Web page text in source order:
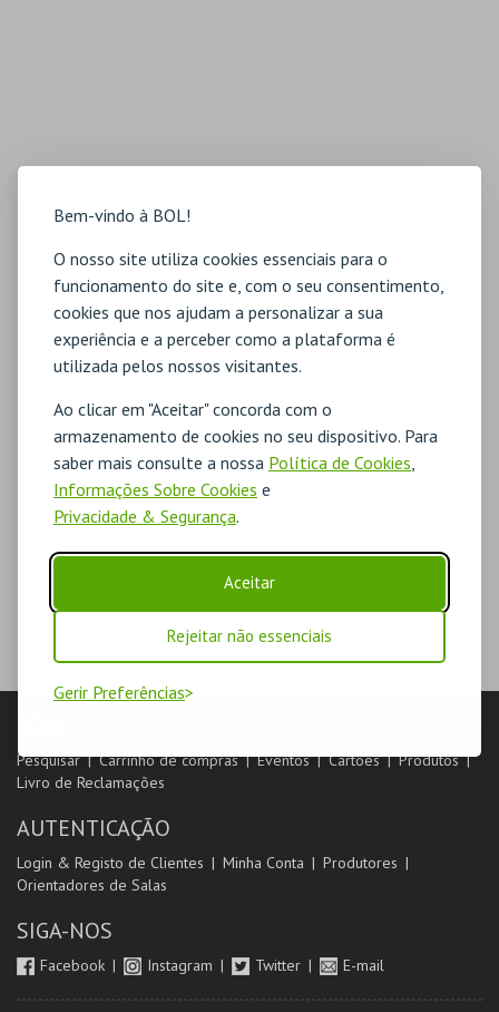
Bem-vindo à BOL!
O nosso site utiliza cookies essenciais para o
funcionamento do site e, com o seu consentimento,
cookies que nos ajudam a personalizar a sua
experiência e a perceber como a plataforma é
utilizada pelos nossos visitantes.
Ao clicar em "Aceitar" concorda com o
armazenamento de cookies no seu dispositivo. Para
saber mais consulte a nossa Política de Cookies,
Informações Sobre Cookies e
Privacidade & Segurança.
Aceitar
Rejeitar não essenciais
Gerir Preferências
Pesquisar Carrinho de compras Eventos Cartões
Produtos
Livro de Reclamações
AUTENTICAÇÃO
Login & Registo de Clientes Minha Conta
Produtores
Orientadores de Salas
SIGA-NOS
Facebook Instagram Twitter E-mail